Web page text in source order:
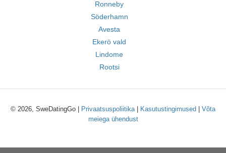
Ronneby
Söderhamn
Avesta
Ekerö vald
Lindome
Rootsi
© 2026, SweDatingGo | Privaatsuspoliitika| Kasutustingimused
Võta
meiega ühendust